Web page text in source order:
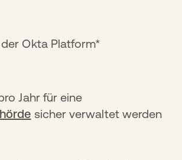
Okta Platform*
Jahr für eine
sicher verwaltet werden